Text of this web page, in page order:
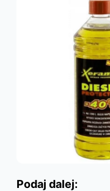
Podaj dalej: